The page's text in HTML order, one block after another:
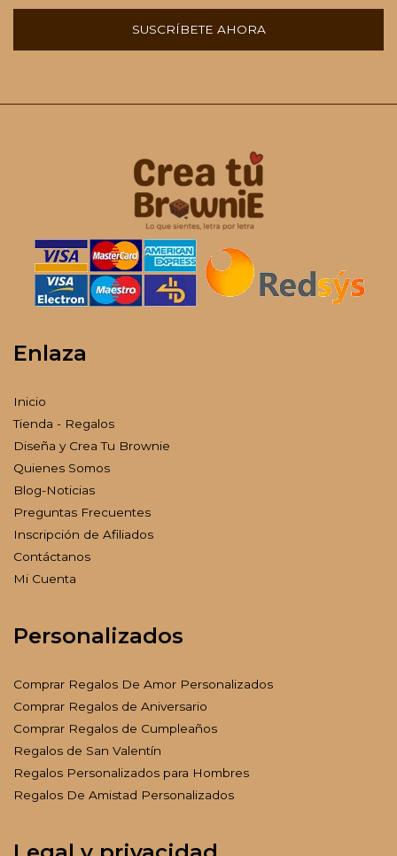
SUSCRÍBETE AHORA
Enlaza
Inicio
Tienda - Regalos
Diseña y Crea Tu Brownie
Quienes Somos
Blog-Noticias
Preguntas Frecuentes
Inscripción de Afiliados
Contáctanos
Mi Cuenta
Personalizados
Comprar Regalos De Amor Personalizados
Comprar Regalos de Aniversario
Comprar Regalos de Cumpleaños
Regalos de San Valentín
Regalos Personalizados para Hombres
Regalos De Amistad Personalizados